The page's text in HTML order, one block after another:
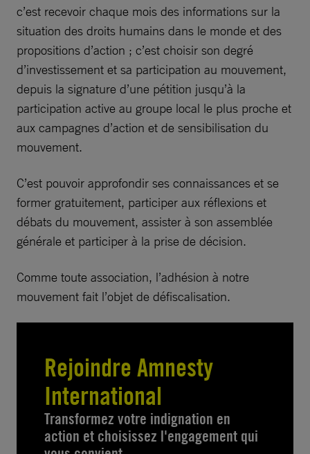
c’est recevoir chaque mois des informations sur la
situation des droits humains dans le monde et des
propositions d’action ; c’est choisir son degré
d’investissement et sa participation au mouvement,
depuis la signature d’une pétition jusqu’à la
participation active au groupe local le plus proche et
aux campagnes d’action et de sensibilisation du
mouvement.
C’est pouvoir approfondir ses connaissances et se
former gratuitement, participer aux réflexions et
débats du mouvement, assister à son assemblée
générale et participer à la prise de décision.
Comme toute association, l’adhésion à notre
mouvement fait l’objet de défiscalisation.
Rejoindre Amnesty
International
Transformez votre indignation en
action et choisissez l'engagement qui